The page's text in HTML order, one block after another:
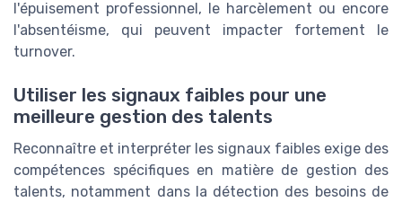
l'épuisement professionnel, le harcèlement ou encore
l'absentéisme, qui peuvent impacter fortement le
turnover.
Utiliser les signaux faibles pour une
meilleure gestion des talents
Reconnaître et interpréter les signaux faibles exige des
compétences spécifiques en matière de gestion des
talents, notamment dans la détection des besoins de